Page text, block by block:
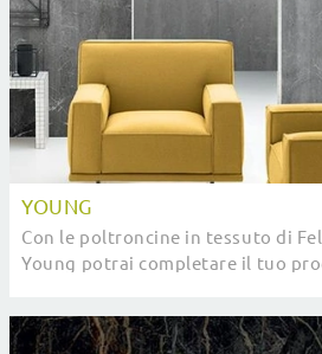
YOUNG
Con le poltroncine in tessuto di
Young potrai completare il tuo